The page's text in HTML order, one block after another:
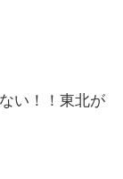
い！！東北が